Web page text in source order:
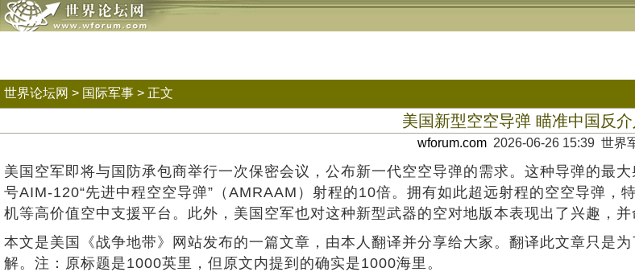
世界论坛网 > 国际军事 > 正文
美国新型空空导弹 瞄准中国反
wforum.com 2026-06-26 15:39 世界
美国空军即将与国防承包商举行一次保密会议，公布新一代空空导弹的需求。这种导弹的最
号AIM-120“先进中程空空导弹”（AMRAAM）射程的10倍。拥有如此超远射程的空空导弹，
机等高价值空中支援平台。此外，美国空军也对这种新型武器的空对地版本表现出了兴趣，并
本文是美国《战争地带》网站发布的一篇文章，由本人翻译并分享给大家。翻译此文章只是
解。注：原标题是1000英里，但原文内提到的确实是1000海里。